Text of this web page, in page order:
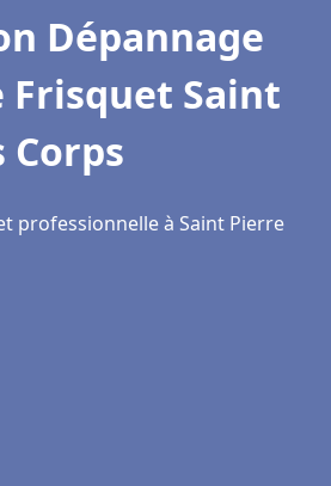
Dépannage
Frisquet Saint
Corps
professionnelle à Saint Pierre